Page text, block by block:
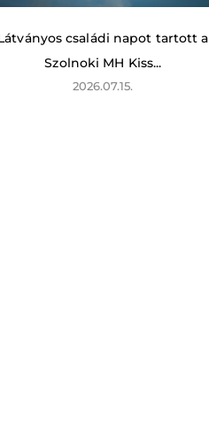
családi napot tartott a
Szolnoki MH Kiss...
2026.07.15.